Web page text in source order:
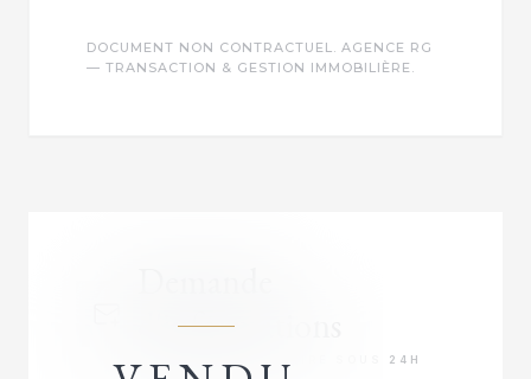
DOCUMENT NON CONTRACTUEL. AGENCE RG
— TRANSACTION & GESTION IMMOBILIÈRE.
d'informations
RÉPONSE PRIORITAIRE SOUS 24H